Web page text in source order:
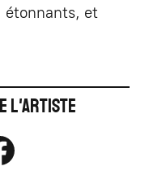
étonnants, et
l'artiste